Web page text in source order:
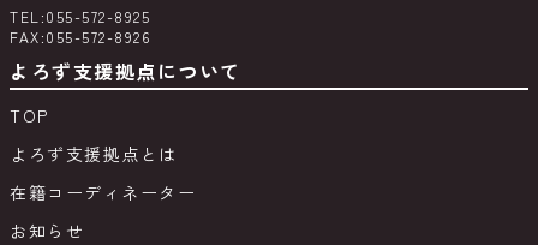
TEL:055-572-8925
FAX:055-572-8926
よろず支援拠点について
TOP
よろず支援拠点とは
在籍コーディネーター
お知らせ